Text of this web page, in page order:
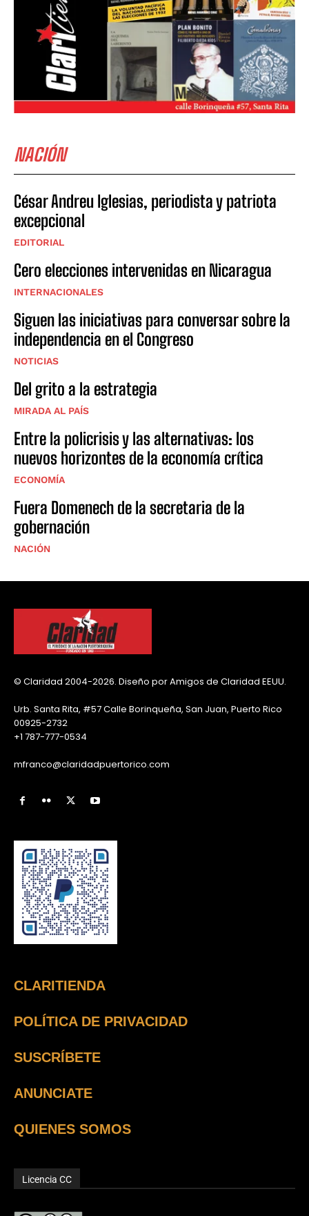
NACIÓN
César Andreu Iglesias, periodista y patriota
excepcional
EDITORIAL
Cero elecciones intervenidas en Nicaragua
INTERNACIONALES
Siguen las iniciativas para conversar sobre la
independencia en el Congreso
NOTICIAS
Del grito a la estrategia
MIRADA AL PAÍS
Entre la policrisis y las alternativas: los
nuevos horizontes de la economía crítica
ECONOMÍA
Fuera Domenech de la secretaria de la
gobernación
NACIÓN
© Claridad 2004-2026. Diseño por Amigos de Claridad EEUU.
Urb. Santa Rita, #57 Calle Borinqueña, San Juan, Puerto Rico
00925-2732
+1 787-777-0534
mfranco@claridadpuertorico.com
CLARITIENDA
POLÍTICA DE PRIVACIDAD
SUSCRÍBETE
ANUNCIATE
QUIENES SOMOS
Licencia CC